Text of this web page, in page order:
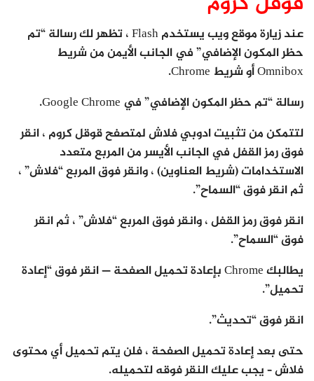
عند زيارة موقع ويب يستخدم Flash ، تظهر لك رسالة “تم
حظر المكون الإضافي” في الجانب الأيمن من شريط
Omnibox أو شريط Chrome.
رسالة “تم حظر المكون الإضافي” في Google Chrome.
لتتمكن من تثبيت ادوبي فلاش لمتصفح قوقل كروم ، انقر
فوق رمز القفل في الجانب الأيسر من المربع متعدد
الاستخدامات (شريط العناوين) ، وانقر فوق المربع “فلاش” ،
ثم انقر فوق “السماح”.
انقر فوق رمز القفل ، وانقر فوق المربع “فلاش” ، ثم انقر
فوق “السماح”.
يطالبك Chrome بإعادة تحميل الصفحة — انقر فوق “إعادة
تحميل”.
انقر فوق “تحديث”.
حتى بعد إعادة تحميل الصفحة ، فلن يتم تحميل أي محتوى
فلاش – يجب عليك النقر فوقه لتحميله.